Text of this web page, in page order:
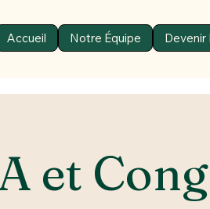
Accueil Notre Équipe Devenir
et